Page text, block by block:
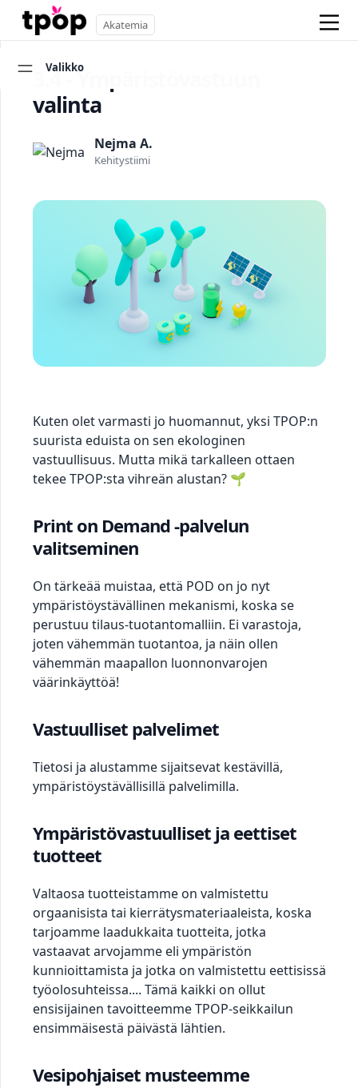
Akatemia
Valikko
3.4 - Ympäristövastuun
valinta
Nejma A.
Kehitystiimi
Kuten olet varmasti jo huomannut, yksi TPOP:n
suurista eduista on sen ekologinen
vastuullisuus. Mutta mikä tarkalleen ottaen
tekee TPOP:sta vihreän alustan? 🌱
Print on Demand -palvelun
valitseminen
On tärkeää muistaa, että POD on jo nyt
ympäristöystävällinen mekanismi, koska se
perustuu tilaus-tuotantomalliin. Ei varastoja,
joten vähemmän tuotantoa, ja näin ollen
vähemmän maapallon luonnonvarojen
väärinkäyttöä!
Vastuulliset palvelimet
Tietosi ja alustamme sijaitsevat kestävillä,
ympäristöystävällisillä palvelimilla.
Ympäristövastuulliset ja eettiset
tuotteet
Valtaosa tuotteistamme on valmistettu
orgaanisista tai kierrätysmateriaaleista, koska
tarjoamme laadukkaita tuotteita, jotka
vastaavat arvojamme eli ympäristön
kunnioittamista ja jotka on valmistettu eettisissä
työolosuhteissa.... Tämä kaikki on ollut
ensisijainen tavoitteemme TPOP-seikkailun
ensimmäisestä päivästä lähtien.
Vesipohjaiset musteemme